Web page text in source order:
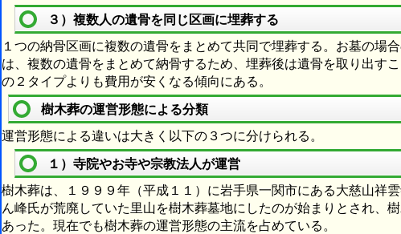
３）複数人の遺骨を同じ区画に埋葬する
１つの納骨区画に複数の遺骨をまとめて共同で埋葬する。お墓の場
は、複数の遺骨をまとめて納骨するため、埋葬後は遺骨を取り出す
の２タイプよりも費用が安くなる傾向にある。
樹木葬の運営形態による分類
運営形態による違いは大きく以下の３つに分けられる。
１）寺院やお寺や宗教法人が運営
樹木葬は、１９９９年（平成１１）に岩手県一関市にある大慈山祥
ん峰氏が荒廃していた里山を樹木葬墓地にしたのが始まりとされ、
あった。現在でも樹木葬の運営形態の主流を占めている。